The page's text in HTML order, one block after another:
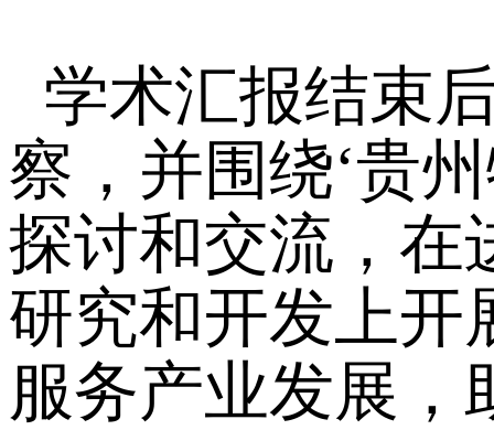
学术汇报结束
察，并围绕‘贵
探讨和交流，在
研究和开发上开
服务产业发展，